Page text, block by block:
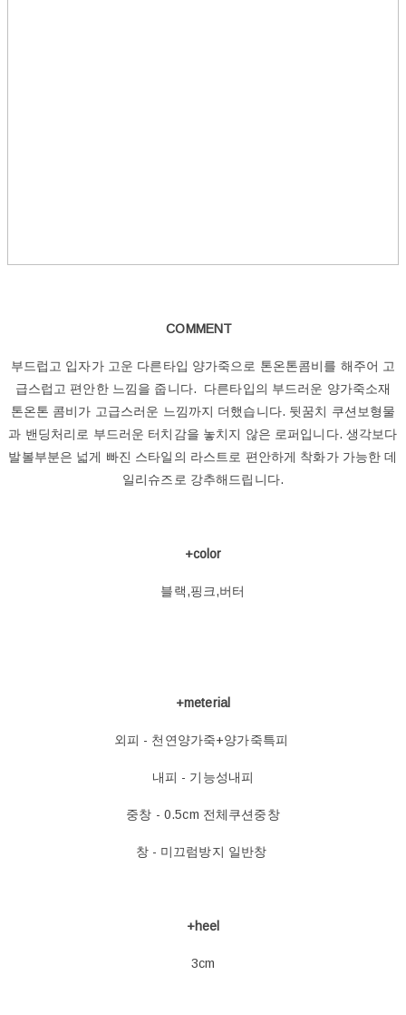
COMMENT
부드럽고 입자가 고운 다른타입 양가죽으로 톤온톤콤비를 해주어 고
급스럽고 편안한 느낌을 줍니다. 다른타입의 부드러운 양가죽소재
톤온톤 콤비가 고급스러운 느낌까지 더했습니다. 뒷꿈치 쿠션보형물
과 밴딩처리로 부드러운 터치감을 놓치지 않은 로퍼입니다. 생각보다
발볼부분은 넓게 빠진 스타일의 라스트로 편안하게 착화가 가능한 데
일리슈즈로 강추해드립니다.
+color
블랙,핑크,버터
+meterial
외피 - 천연양가죽+양가죽특피
내피 - 기능성내피
중창 - 0.5cm 전체쿠션중창
창 - 미끄럼방지 일반창
+heel
3cm